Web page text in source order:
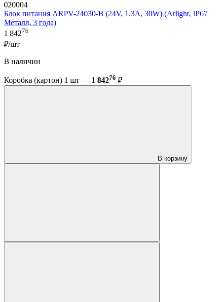
020004
Блок питания ARPV-24030-B (24V, 1.3A, 30W) (Arlight, IP67
Металл, 3 года)
1 84276
₽/шт
В наличии
Коробка (картон) 1 шт — 1 84276 ₽
В корзину